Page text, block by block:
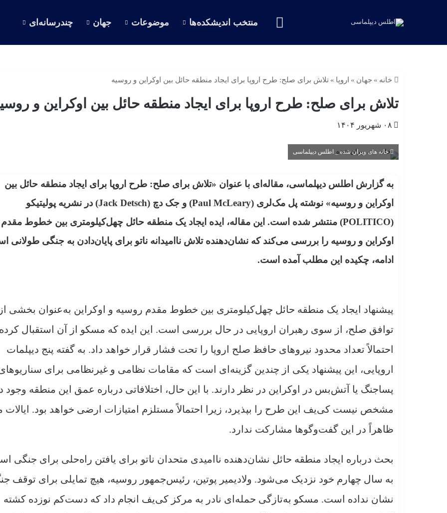
منتخب اندیشکده‌ها موضوعات جهان چندرسانه‌ای
خانه » جهان » اروپا » تلاش برای صلح: طرح اروپا برای ایجاد منطقه حائل بین اوکراین و روسیه
تلاش برای صلح: طرح اروپا برای ایجاد منطقه حائل بین اوکراین و
۰۸ شهریور ۱۴۰۴
خانه های ویران شده _ اطلس دیپلماسی
به گزارش اطلس دیپلماسی، مقاله‌ای با عنوان «تلاش برای صلح: طرح اروپا برای ایجاد منطقه حائل بین
اوکراین و روسیه» نوشته پل مک‌لری (Paul McLeary) و جک دچ (Jack Detsch) در نشریه پولیتیکو
(
POLITICO) منتشر شده است. این مقاله، ایده ایجاد یک منطقه حائل چهل‌کیلومتری بین خطوط مقدم
اوکراین و روسیه را بررسی می‌کند که نشان‌دهنده تلاش ناامیدانه ناتو برای پایان‌دادن به جنگی طولانی
ادامه، چکیده این مطلب آمده است.
پیشنهاد ایجاد یک منطقه حائل چهل‌کیلومتری بین خطوط مقدم روسیه و اوکراین به‌عنوان بخشی
توافق صلح، از سوی رهبران اروپایی در حال بررسی است. این ایده که مسکو از آن استقبال
احتمالاً تعداد محدود نیروهای حافظ صلح اروپا را تحت فشار قرار خواهد داد. به گفته پنج دیپلمات
اروپایی، این پیشنهاد یکی از چندین گزینه‌ای است که مقامات نظامی و غیرنظامی برای
پساجنگ یا آتش‌بس در اوکراین در نظر دارند. با این حال، اختلافاتی درباره عمق این منطقه وجود
مشخص نیست کی‌یف این طرح را بپذیرد، زیرا احتمالاً مستلزم امتیازات ارضی خواهد بود. ایالات
ظاهراً در این گفت‌وگوها مشارکت ندارد.
بحث درباره ایجاد منطقه حائل نشان‌دهنده ناامیدی متحدان ناتو برای یافتن راه‌حلی برای جنگی
به سال چهارم خود نزدیک می‌شود. ولادیمیر پوتین، رئیس‌جمهور روسیه، هیچ تمایلی برای توقف
نشان نداده است. مسکو به‌تازگی حمله‌ای نادر به مرکز کی‌یف انجام داد که دست‌کم نوزده کشته